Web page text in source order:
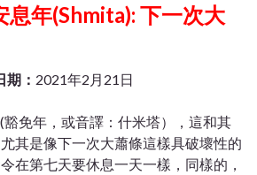
息年(Shmita): 下一次大
期： 2021年2月21日
豁免年，或音譯：什米塔），這和其
其是像下一次大蕭條這樣具破壞性的
在第七天要休息一天一樣，同樣的，